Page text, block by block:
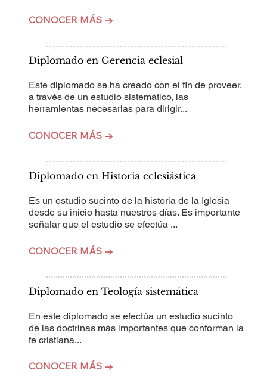
CONOCER MÁS →
Diplomado en Gerencia eclesial
Este diplomado se ha creado con el fin de proveer,
a través de un estudio sistemático, las
herramientas necesarias para dirigir...
CONOCER MÁS →
Diplomado en Historia eclesiástica
Es un estudio sucinto de la historia de la Iglesia
desde su inicio hasta nuestros días. Es importante
señalar que el estudio se efectúa ...
CONOCER MÁS →
Diplomado en Teología sistemática
En este diplomado se efectúa un estudio sucinto
de las doctrinas más importantes que conforman la
fe cristiana...
CONOCER MÁS →